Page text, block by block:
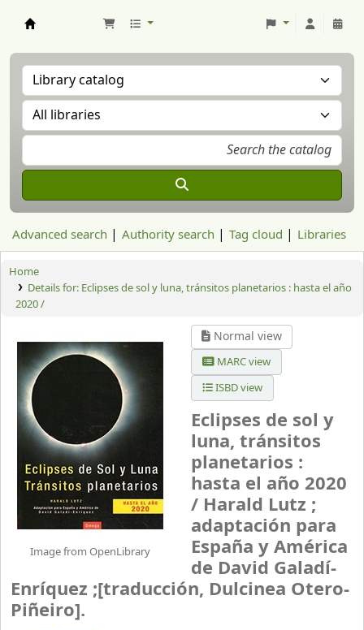
Advanced search Authority search Tag cloud Libraries
Home
Details for: Eclipses de sol y luna, tránsitos planetarios : hasta el año
2020 /
Image from OpenLibrary
Normal view
MARC view
ISBD view
Eclipses de sol y
luna, tránsitos
planetarios :
hasta el año 2020
/ Harald Lutz ;
adaptación para
España y América
de David Galadí-
Enríquez ;[traducción, Dulcinea Otero-
Piñeiro].